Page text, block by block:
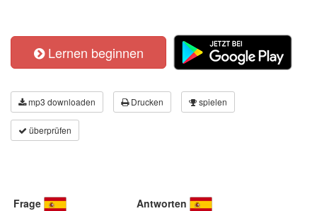
Lernen beginnen
mp3 downloaden Drucken spielen
überprüfen
Frage Antworten